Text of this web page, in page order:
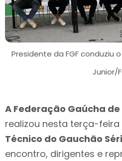
Presidente da FGF conduziu
Junior/
A Federação Gaúcha de
realizou nesta terça-
Técnico do Gauchão
encontro, dirigentes e